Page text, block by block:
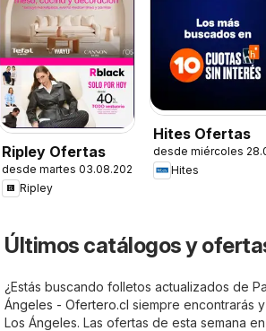
Ripley Ofertas
desde martes 03.08.2026
Ripley
Hites Ofertas
desde miércoles
Hites
Últimos catálogos y
¿Estás buscando folletos actualizados de
Ángeles - Ofertero.cl siempre encontrarás
Los Ángeles. Las ofertas de esta semana